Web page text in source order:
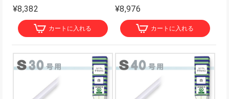
¥8,382
カートに入れる
¥8,976
カートに入れる